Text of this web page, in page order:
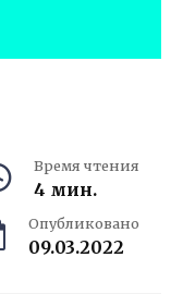
Время чтения
4 мин.
Опубликовано
09.03.2022